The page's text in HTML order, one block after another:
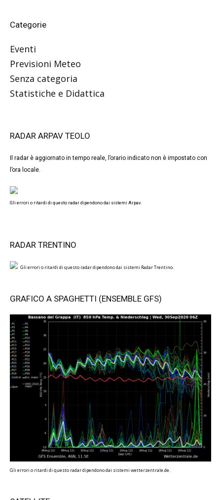
Categorie
Eventi
Previsioni Meteo
Senza categoria
Statistiche e Didattica
RADAR ARPAV TEOLO
Il radar è aggiornato in tempo reale, l’orario indicato non è impostato con
l’ora locale.
Gli errori o ritardi di questo radar dipendono dai sistemi Arpav.
RADAR TRENTINO
Gli errori o ritardi di questo radar dipendono dai sistemi Radar Trentino.
GRAFICO A SPAGHETTI (ENSEMBLE GFS)
Gli errori o ritardi di questo radar dipendono dai sistemi wetterzentrale.de.